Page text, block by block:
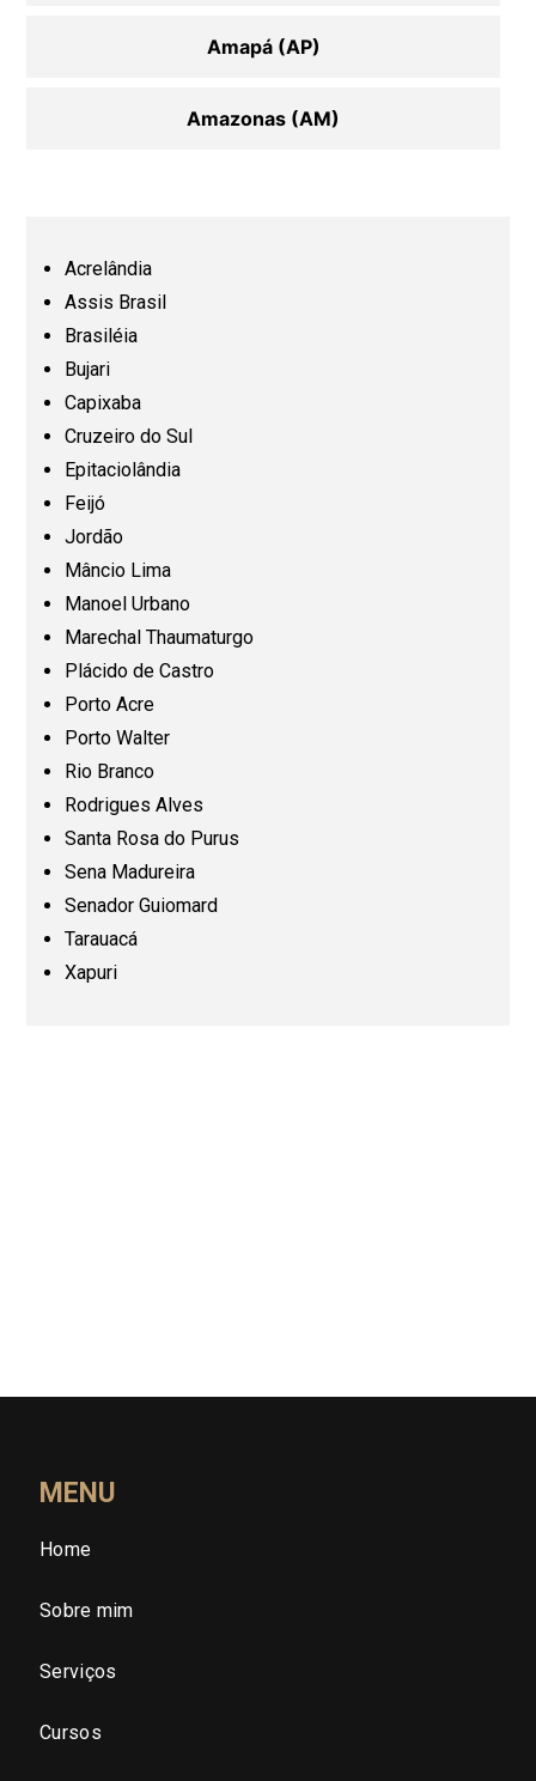
Amapá (AP)
Amazonas (AM)
Paraíba (PB)
Paraná (PR)
Acrelândia
Assis Brasil
Brasiléia
Bujari
Capixaba
Cruzeiro do Sul
Epitaciolândia
Feijó
Jordão
Mâncio Lima
Manoel Urbano
Marechal Thaumaturgo
Plácido de Castro
Porto Acre
Porto Walter
Rio Branco
Rodrigues Alves
Santa Rosa do Purus
Sena Madureira
Senador Guiomard
Tarauacá
Xapuri
MENU
Home
Sobre mim
Serviços
Cursos